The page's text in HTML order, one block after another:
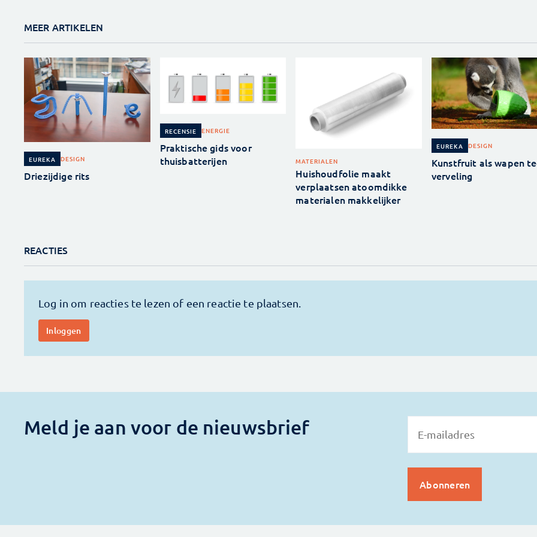
MEER ARTIKELEN
EUREKA DESIGN
Driezijdige rits
RECENSIE ENERGIE
Praktische gids voor
thuisbatterijen
MATERIALEN
Huishoudfolie maakt
verplaatsen atoomdikke
materialen makkelijker
EUREKA DESIGN
Kunstfruit als wapen
verveling
REACTIES
Meld je aan voor de nieuwsbrief